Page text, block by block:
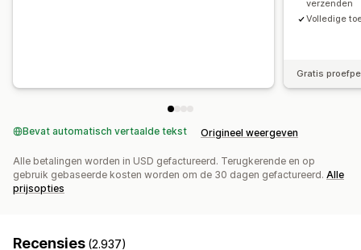
verzenden
Volledige
Gratis
Bevat automatisch vertaalde tekst Origineel weergeven
Alle betalingen worden in USD gefactureerd. Terugkerende en op
gebruik gebaseerde kosten worden om de 30 dagen gefactureerd. Alle
prijsopties
Recensies (2.937)